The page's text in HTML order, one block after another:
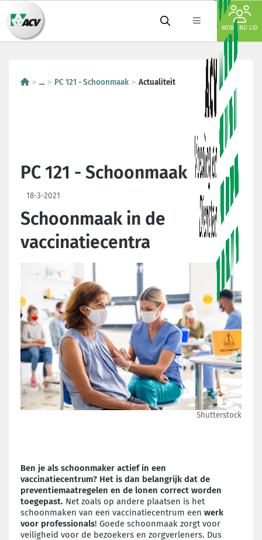
WORD NU LID
... PC 121 - Schoonmaak Actualiteit
PC 121 - Schoonmaak
18-3-2021
Schoonmaak in de
vaccinatiecentra
Shutterstock
Ben je als schoonmaker actief in een
vaccinatiecentrum? Het is dan belangrijk dat de
preventiemaatregelen en de lonen correct worden
toegepast. Net zoals op andere plaatsen is het
schoonmaken van een vaccinatiecentrum een werk
voor professionals! Goede schoonmaak zorgt voor
veiligheid voor de bezoekers en zorgverleners. Dus